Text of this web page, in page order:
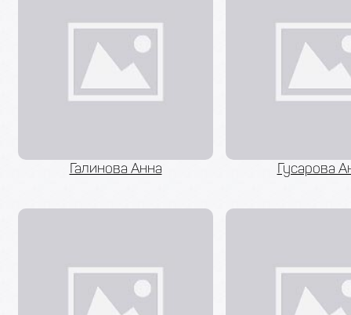
Галинова Анна Гусарова